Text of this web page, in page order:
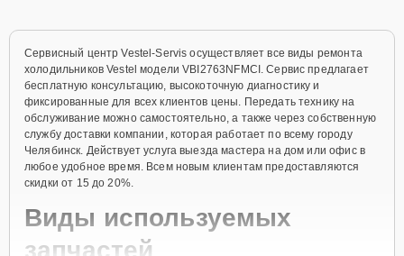
Сервисный центр Vestel-Servis осуществляет все виды ремонта
холодильников Vestel модели VBI2763NFMCI. Сервис предлагает
бесплатную консультацию, высокоточную диагностику и
фиксированные для всех клиентов цены. Передать технику на
обслуживание можно самостоятельно, а также через собственную
службу доставки компании, которая работает по всему городу
Челябинск. Действует услуга выезда мастера на дом или офис в
любое удобное время. Всем новым клиентам предоставляются
скидки от 15 до 20%.
Виды используемых
запчастей